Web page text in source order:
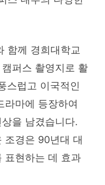
함께 경희대학교
캠퍼스 촬영지로 활
스럽고 이국적인
라마에 등장하여
을 남겼습니다.
조경은 90년대 대
표현하는 데 효과